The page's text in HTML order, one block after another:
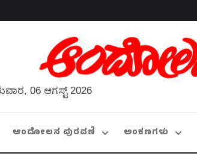
06 ಆಗಸ್ಟ್ 2026
ಆಂದೋಲನ ಪುರವಣಿ ಅಂಕಣಗಳು